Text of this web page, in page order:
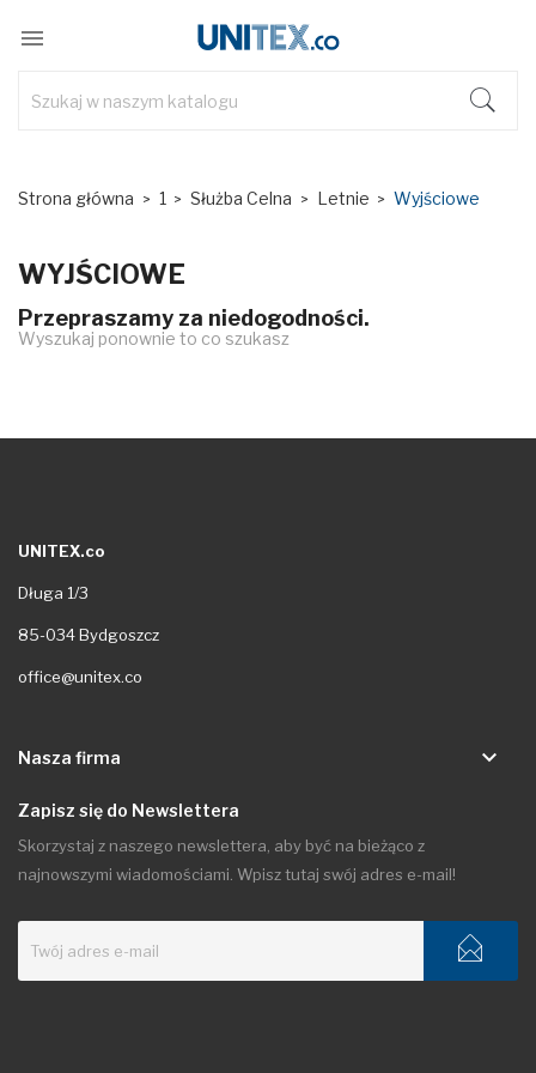

Strona główna 1 Służba Celna Letnie Wyjściowe
WYJŚCIOWE
Przepraszamy za niedogodności.
Wyszukaj ponownie to co szukasz
UNITEX.co
Długa 1/3
85-034 Bydgoszcz
office@unitex.co
Nasza firma keyboard_arrow_down
Zapisz się do Newslettera
Skorzystaj z naszego newslettera, aby być na bieżąco z
najnowszymi wiadomościami. Wpisz tutaj swój adres e-mail!